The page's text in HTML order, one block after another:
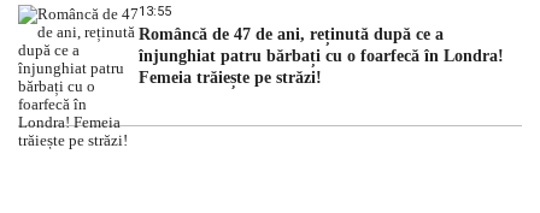
13:55
Româncă de 47 de ani, reținută după ce a
înjunghiat patru bărbați cu o foarfecă în Londra!
Femeia trăiește pe străzi!